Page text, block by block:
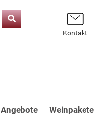
Kontakt
Angebote Weinpakete